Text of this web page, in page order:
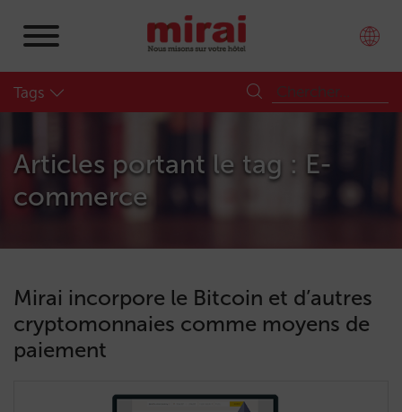
Tags
Articles portant le tag : E-
commerce
Mirai incorpore le Bitcoin et d’autres
cryptomonnaies comme moyens de
paiement